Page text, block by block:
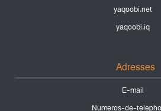
yaqoobi.net
yaqoobi.iq
Adresses
E-mail